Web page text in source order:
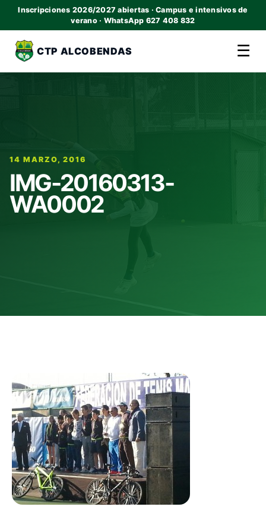
Inscripciones 2026/2027 abiertas · Campus e intensivos de
verano · WhatsApp 627 408 832
CTP ALCOBENDAS ☰
14 MARZO, 2016
IMG-20160313-
WA0002